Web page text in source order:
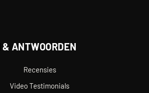
ANTWOORDEN
Recensies
Video Testimonials